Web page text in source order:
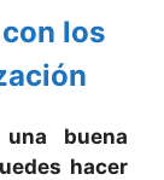
los
buena
hacer